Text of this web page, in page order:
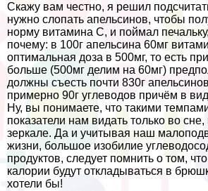
Скажу вам честно, я решил
нужно слопать апельсинов, чтобы
норму витамина С, и поймал
почему: в 100г апельсина 60мг
оптимальная доза в 500мг, то есть
больше (500мг делим на 60мг)
должны съесть почти 830г
примерно 90г углеводов причём в
Ну, вы понимаете, что такими
показатели нам видать только во сне,
зеркале. Да и учитывая наш
жизни, большое изобилие
продуктов, следует помнить о том,
калории будут откладываться в
хотели бы!